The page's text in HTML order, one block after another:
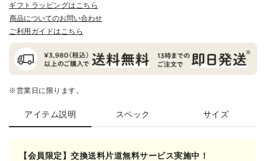
ギフトラッピングはこちら
商品についてのお問い合わせ
ご利用ガイドはこちら
※営業日に限ります。
アイテム説明 スペック サイズ
【会員限定】交換送料片道無料サービス実施中！